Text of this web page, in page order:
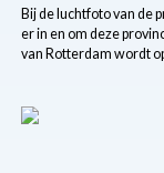
Bij de luchtfoto van de
er in en om deze
van Rotterdam wordt